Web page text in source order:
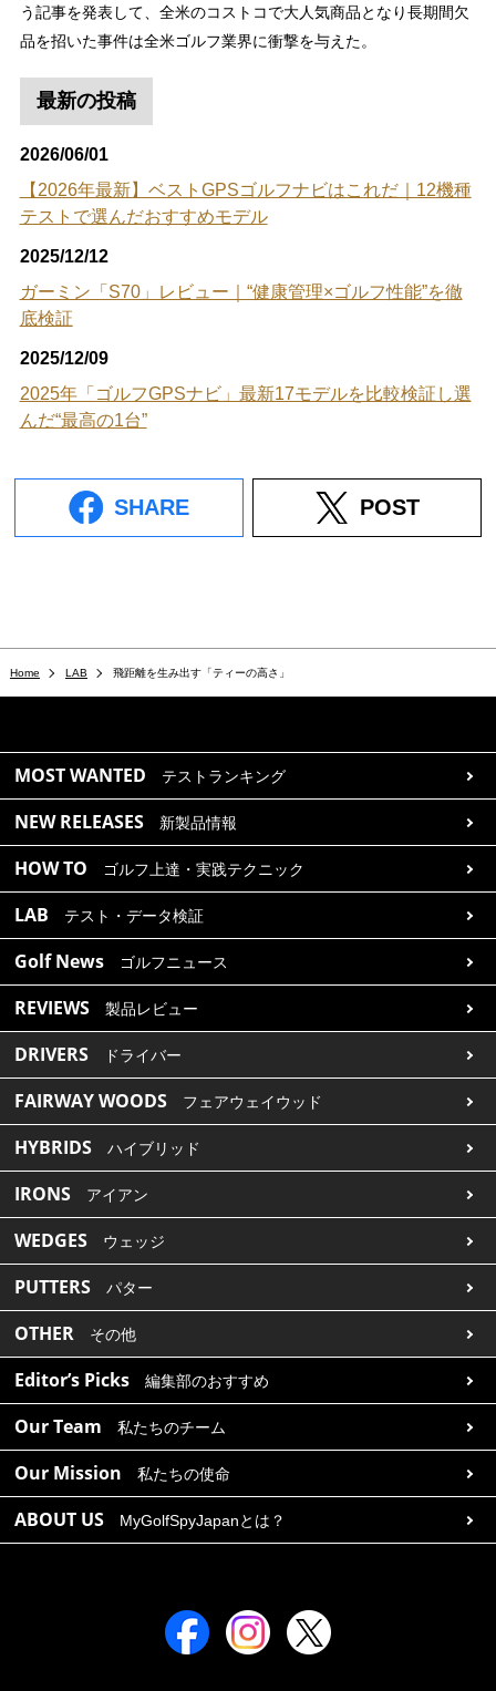
う記事を発表して、全米のコストコで大人気商品となり長期間欠
品を招いた事件は全米ゴルフ業界に衝撃を与えた。
最新の投稿
2026/06/01
【2026年最新】ベストGPSゴルフナビはこれだ｜12機種
テストで選んだおすすめモデル
2025/12/12
ガーミン「S70」レビュー｜“健康管理×ゴルフ性能”を徹
底検証
2025/12/09
2025年「ゴルフGPSナビ」最新17モデルを比較検証し選
んだ“最高の1台”
SHARE POST
Home LAB 飛距離を生み出す「ティーの高さ」
MOST WANTED テストランキング
NEW RELEASES 新製品情報
HOW TO ゴルフ上達・実践テクニック
LAB テスト・データ検証
Golf News ゴルフニュース
REVIEWS 製品レビュー
DRIVERS ドライバー
FAIRWAY WOODS フェアウェイウッド
HYBRIDS ハイブリッド
IRONS アイアン
WEDGES ウェッジ
PUTTERS パター
OTHER その他
Editor’s Picks 編集部のおすすめ
Our Team 私たちのチーム
Our Mission 私たちの使命
ABOUT US MyGolfSpyJapanとは？